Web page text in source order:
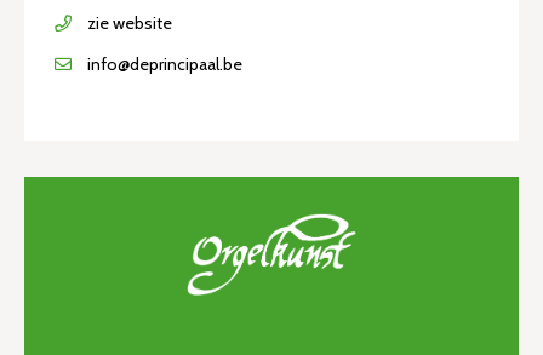
zie website
info@deprincipaal.be